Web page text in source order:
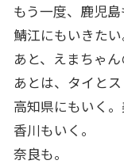
もう一度、鹿児島
鯖江にもいきたい
あと、えまちゃん
あとは、タイと
高知県にもいく。
香川もいく。
奈良も。